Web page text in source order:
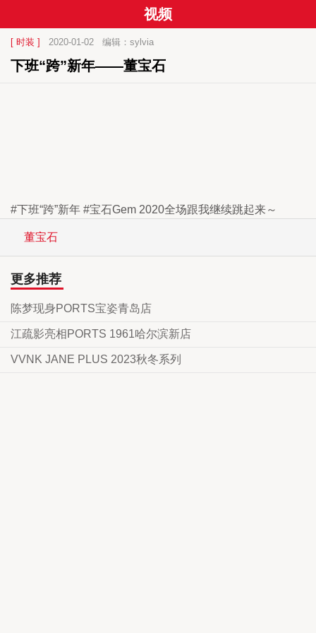
视频
[ 时装 ] 2020-01-02 编辑：sylvia
下班“跨”新年——董宝石
#下班“跨”新年 #宝石Gem 2020全场跟我继续跳起来～
董宝石
更多推荐
陈梦现身PORTS宝姿青岛店
江疏影亮相PORTS 1961哈尔滨新店
VVNK JANE PLUS 2023秋冬系列